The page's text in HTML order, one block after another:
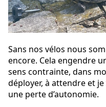
Sans nos vélos nous
encore. Cela engendre
sens contrainte, dans
déployer, à attendre et
une perte d’autonomie.